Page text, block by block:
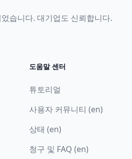
습니다. 대기업도 신뢰합니다.
도움말 센터
튜토리얼
사용자 커뮤니티 (en)
상태 (en)
청구 및 FAQ (en)